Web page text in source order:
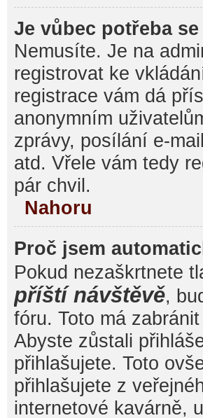
Je vůbec potřeba
Nemusíte. Je na
registrovat ke
registrace vám dá
anonymním
zprávy, posílání e-
atd. Vřele vám tedy
pár chvil.
Nahoru
Proč jsem
Pokud nezaškrtnete
příští návštěvě,
fóru. Toto má
Abyste zůstali
přihlašujete. Toto
přihlašujete z
internetové kavárně,